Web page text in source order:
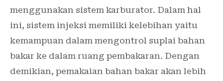
menggunakan sistem karburator. Dalam hal
ini, sistem injeksi memiliki kelebihan yaitu
kemampuan dalam mengontrol suplai bahan
bakar ke dalam ruang pembakaran. Dengan
demikian, pemakaian bahan bakar akan lebih